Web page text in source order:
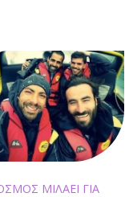
ΜΙΛΑΕΙ ΓΙΑ